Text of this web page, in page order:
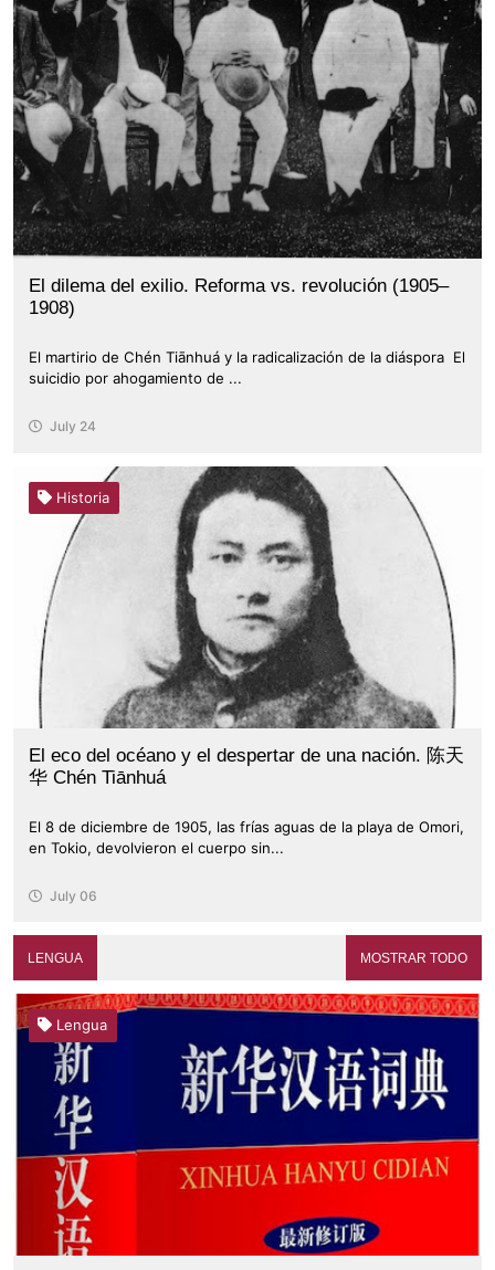
El dilema del exilio. Reforma vs. revolución (1905–
1908)
El martirio de Chén Tiānhuá y la radicalización de la diáspora El
suicidio por ahogamiento de ...
July 24
Historia
El eco del océano y el despertar de una nación. 陈天
华 Chén Tiānhuá
El 8 de diciembre de 1905, las frías aguas de la playa de Omori,
en Tokio, devolvieron el cuerpo sin...
July 06
LENGUA MOSTRAR TODO
Lengua